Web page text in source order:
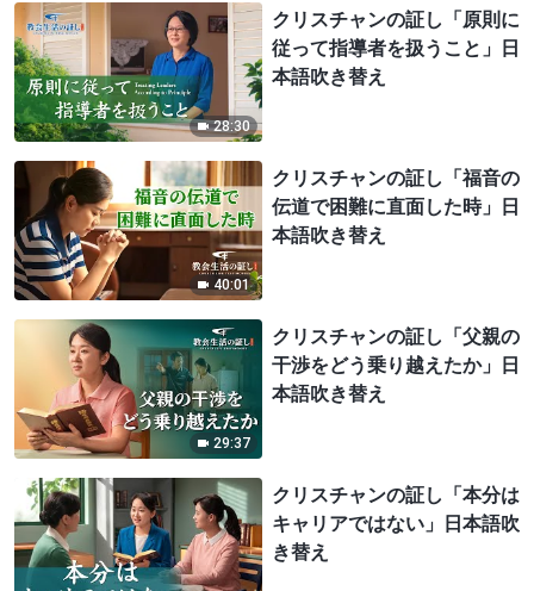
28:30
クリスチャンの証し「原則に
従って指導者を扱うこと」日
本語吹き替え
40:01
クリスチャンの証し「福音の
伝道で困難に直面した時」日
本語吹き替え
29:37
クリスチャンの証し「父親の
干渉をどう乗り越えたか」日
本語吹き替え
クリスチャンの証し「本分は
キャリアではない」日本語吹
き替え